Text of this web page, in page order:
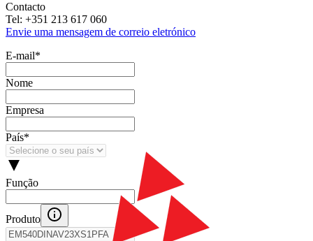
Contacto
Tel: +351 213 617 060
Envie uma mensagem de correio eletrónico
E‑mail*
Nome
Empresa
País*
Função
Produto